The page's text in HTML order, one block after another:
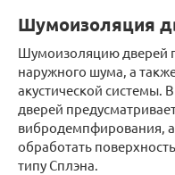
Шумоизоляция
Шумоизоляцию дверей
наружного шума, а
акустической системы.
дверей
вибродемпфирования,
обработать
типу Сплэна.